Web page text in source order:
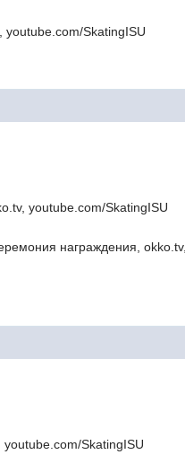
SkatingISU
youtube.com/SkatingISU
награждения, okko.tv,
SkatingISU